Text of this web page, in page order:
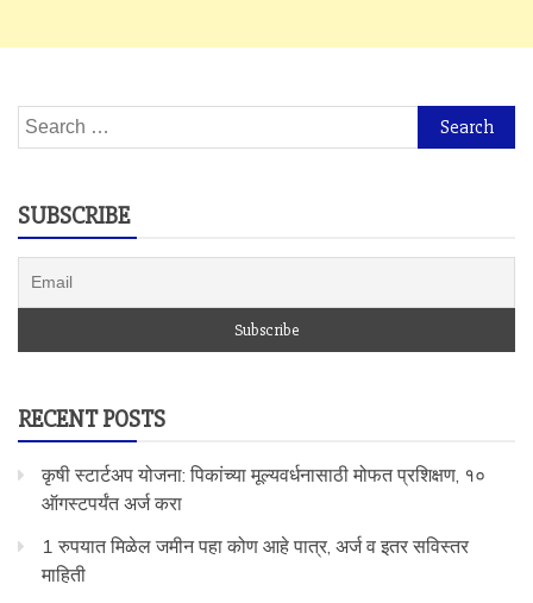
Search
for:
SUBSCRIBE
RECENT POSTS
कृषी स्टार्टअप योजना: पिकांच्या मूल्यवर्धनासाठी मोफत प्रशिक्षण, १०
ऑगस्टपर्यंत अर्ज करा
1 रुपयात मिळेल जमीन पहा कोण आहे पात्र, अर्ज व इतर सविस्तर
माहिती